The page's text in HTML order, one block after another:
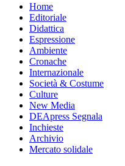
Home
Editoriale
Didattica
Espressione
Ambiente
Cronache
Internazionale
Società & Costume
Culture
New Media
DEApress Segnala
Inchieste
Archivio
Mercato solidale